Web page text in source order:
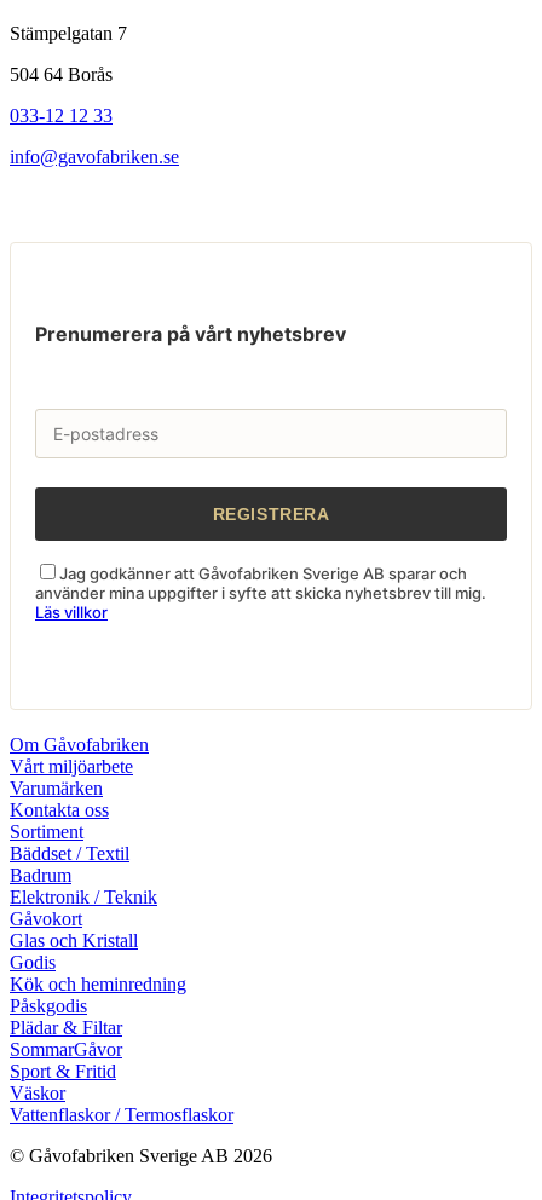
Stämpelgatan 7
504 64 Borås
033-12 12 33
info@gavofabriken.se
Prenumerera på vårt nyhetsbrev
Jag godkänner att Gåvofabriken Sverige AB sparar och
använder mina uppgifter i syfte att skicka nyhetsbrev till mig.
Läs villkor
Om Gåvofabriken
Vårt miljöarbete
Varumärken
Kontakta oss
Sortiment
Bäddset / Textil
Badrum
Elektronik / Teknik
Gåvokort
Glas och Kristall
Godis
Kök och heminredning
Påskgodis
Plädar & Filtar
SommarGåvor
Sport & Fritid
Väskor
Vattenflaskor / Termosflaskor
© Gåvofabriken Sverige AB 2026